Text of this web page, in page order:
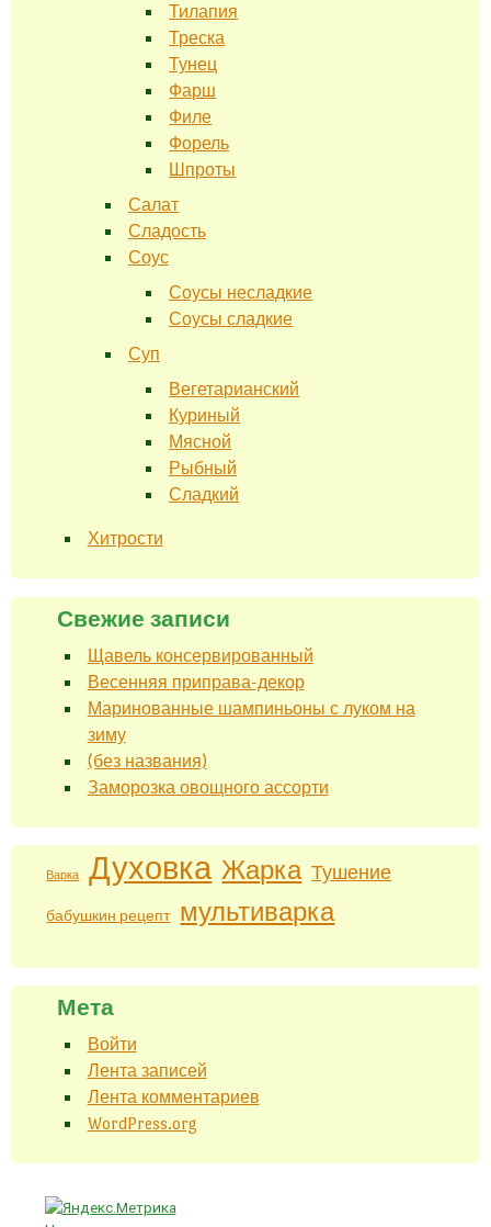
Тилапия
Треска
Тунец
Фарш
Филе
Форель
Шпроты
Салат
Сладость
Соус
Соусы несладкие
Соусы сладкие
Суп
Вегетарианский
Куриный
Мясной
Рыбный
Сладкий
Хитрости
Свежие записи
Щавель консервированный
Весенняя приправа-декор
Маринованные шампиньоны с луком на
зиму
(без названия)
Заморозка овощного ассорти
Варка Духовка Жарка Тушение
бабушкин рецепт мультиварка
Мета
Войти
Лента записей
Лента комментариев
WordPress.org